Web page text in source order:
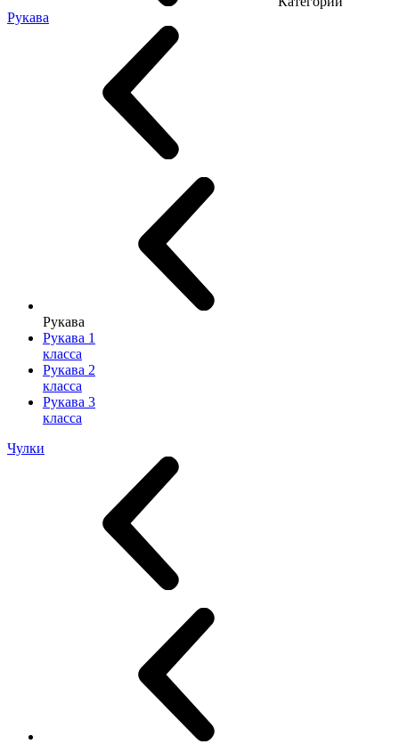
Рукава
Рукава
Рукава 1
класса
Рукава 2
класса
Рукава 3
класса
Чулки